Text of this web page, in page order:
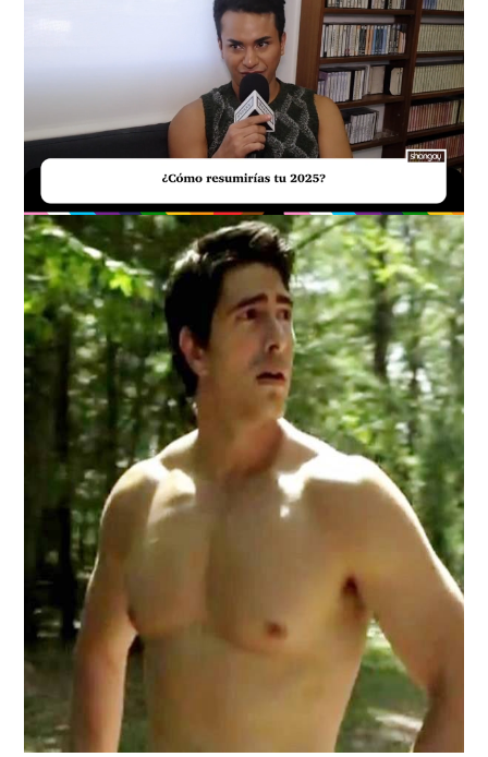
Unmute Loaded:
43.75%